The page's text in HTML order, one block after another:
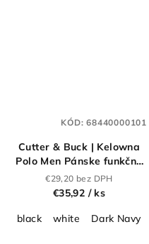
Cutter & Buck | Kelowna
Polo Men Pánske funkčné
polo_68.4400
€29,20 bez DPH
€35,92 / ks
black
white Dark Navy
KÓD:68440000101